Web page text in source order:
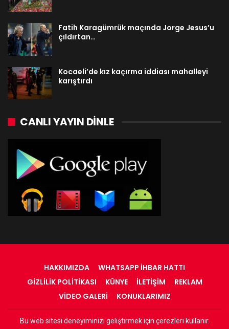
Fatih Karagümrük maçında Jorge Jesus’u
çıldırtan…
Kocaeli’de kız kaçırma iddiası mahalleyi
karıştırdı
CANLI YAYIN DINLE
HAKKIMIZDA
WHATSAPP İHBAR HATTI
GIZLILIK POLITIKASI
KÜNYE İLETIŞIM
REKLAM
VIDEO GALERI
KONUKLARIMIZ
© 2022 - RadyOrinal - Tüm Hakları Saklıdır
Bu web sitesi deneyiminizi geliştirmek için çerezleri kullanır.